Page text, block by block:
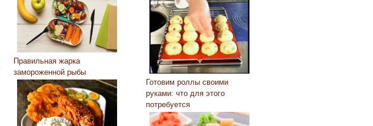
Правильная жарка
замороженной рыбы
Готовим роллы своими
руками: что для этого
потребуется